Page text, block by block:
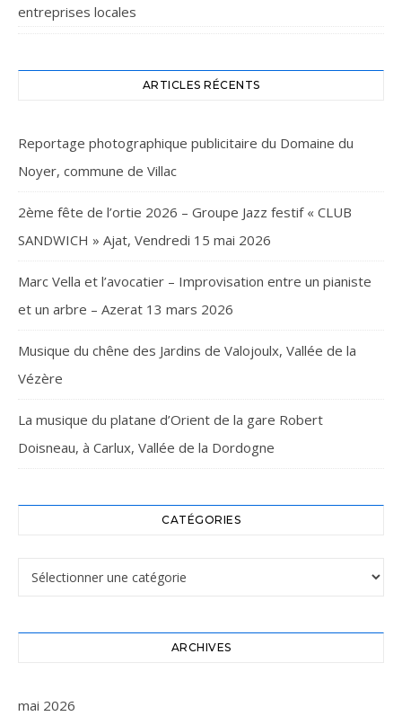
entreprises locales
ARTICLES RÉCENTS
Reportage photographique publicitaire du Domaine du
Noyer, commune de Villac
2ème fête de l’ortie 2026 – Groupe Jazz festif « CLUB
SANDWICH » Ajat, Vendredi 15 mai 2026
Marc Vella et l’avocatier – Improvisation entre un pianiste
et un arbre – Azerat 13 mars 2026
Musique du chêne des Jardins de Valojoulx, Vallée de la
Vézère
La musique du platane d’Orient de la gare Robert
Doisneau, à Carlux, Vallée de la Dordogne
CATÉGORIES
Catégories
ARCHIVES
mai 2026